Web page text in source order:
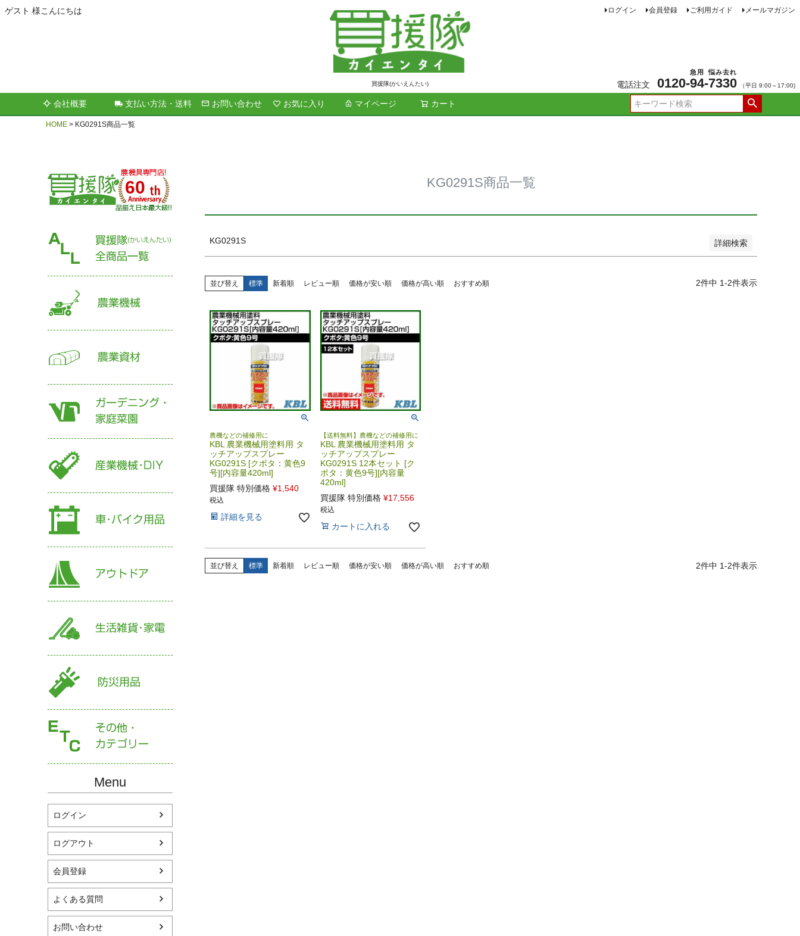
ゲスト 様こんにちは
買援隊(かいえんたい)
ログイン 会員登録 ご利用ガイド メールマガジン
電話注文 0120-94
急用
-7330
悩み去れ
（平日 9:00～17:00)
会社概要 支払い方法・送料 お問い合わせ お気に入り マイページ カート
検索
HOME KG0291S商品一覧
60
Menu
ログイン
ログアウト
会員登録
よくある質問
お問い合わせ
KG0291S商品一覧
KG0291S 詳細検索
価格
レビュー順
検索
並び替え 標準 新着順 レビュー順 価格が安い順 価格が高い順 おすすめ順 2件中 1-2件表示
農機などの補修用に
KBL 農業機械用塗料用 タ
ッチアップスプレー
KG0291S [クボタ：黄色9
号][内容量420ml]
買援隊 特別価格 ¥1,540
税込
詳細を見る
【送料無料】農機などの補修用に
KBL 農業機械用塗料用 タ
ッチアップスプレー
KG0291S 12本セット [ク
ボタ：黄色9号][内容量
420ml]
買援隊 特別価格 ¥17,556
税込
カートに入れる
並び替え 標準 新着順 レビュー順 価格が安い順 価格が高い順 おすすめ順 2件中 1-2件表示